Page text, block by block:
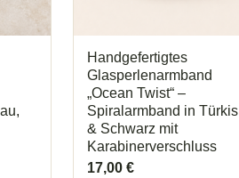
Handgefertigtes
Glasperlenarmband
„Ocean Twist“ –
Spiralarmband in Türkis
& Schwarz mit
Karabinerverschluss
17,00 €